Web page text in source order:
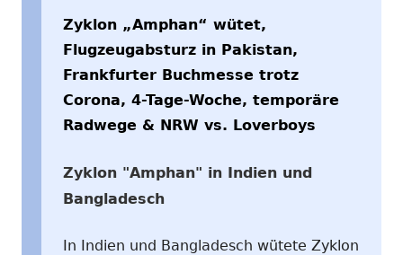
Zyklon „Amphan“ wütet,
Flugzeugabsturz in Pakistan,
Frankfurter Buchmesse trotz
Corona, 4-Tage-Woche, temporäre
Radwege & NRW vs. Loverboys
Zyklon "Amphan" in Indien und
Bangladesch
In Indien und Bangladesch wütete Zyklon